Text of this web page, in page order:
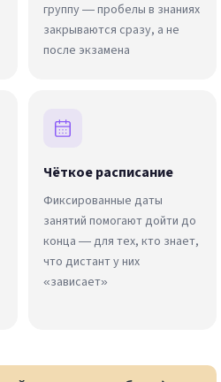
группу — пробелы в знаниях
закрываются сразу, а не
после экзамена
Чёткое расписание
Фиксированные даты
занятий помогают дойти до
конца — для тех, кто знает,
что дистант у них
«зависает»